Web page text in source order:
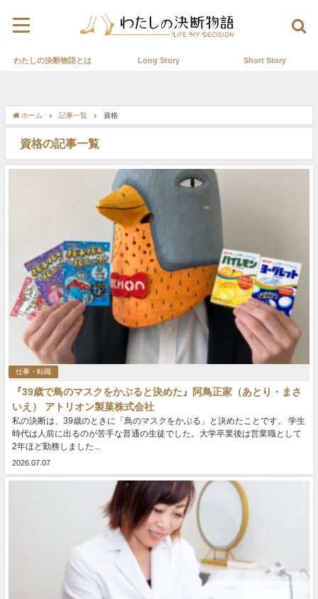
わたしの決断物語とは Long Story Short Story
ホーム 記事一覧 資格
資格の記事一覧
仕事・転職
『39歳で鳥のマスクをかぶると決めた』阿鳥正家（あとり・まさ
いえ） アトリオン製菓株式会社
私の決断は、39歳のときに「鳥のマスクをかぶる」と決めたことです。 学生
時代は人前に出るのが苦手な普通の生徒でした。大学卒業後は営業職として
2年ほど勤務しました...
2026.07.07